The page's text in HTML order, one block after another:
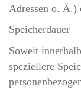
Adressen o. Ä.)
Speicherdauer
Soweit
speziellere